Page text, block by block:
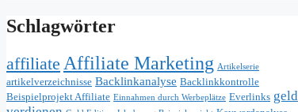
Schlagwörter
affiliate Affiliate Marketing Artikelserie
artikelverzeichnisse Backlinkanalyse Backlinkkontrolle
Beispielprojekt Affiliate Einnahmen durch Werbeplätze Everlinks geld